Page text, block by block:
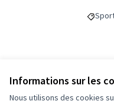
Informations sur les
Nous utilisons des cookies
Budget